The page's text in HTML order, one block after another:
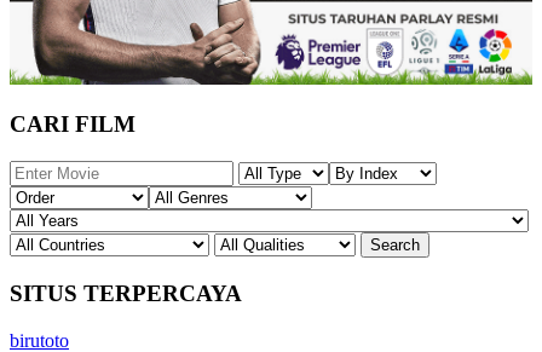
CARI FILM
SITUS TERPERCAYA
birutoto